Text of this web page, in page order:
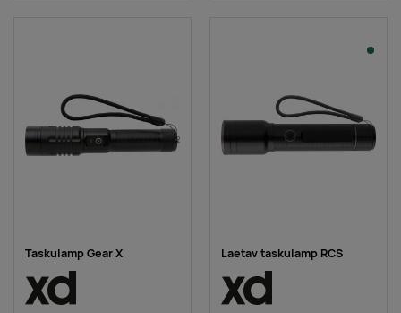
Taskulamp Gear X Laetav taskulamp RCS